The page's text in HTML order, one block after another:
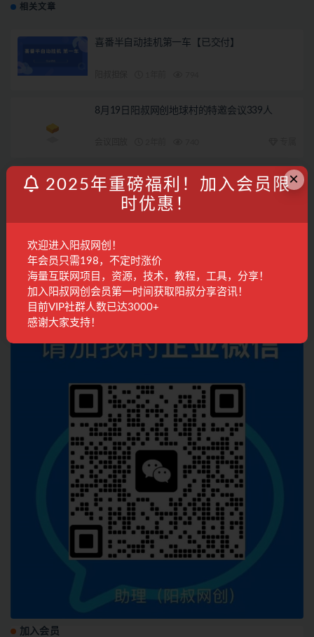
相关文章
喜番半自动挂机第一车【已交付】
8月19日阳叔网创地球村的特邀会议339人
手机广告半自动挂机第三车【已交付】
阳叔担保 2年前
2026年07月29日阳叔网创地球村的特邀会议
会议回放 1周前 381
联系客服
加入会员
×
2025年重磅福利！加入会员限
时优惠！
欢迎进入阳叔网创！
年会员只需198，不定时涨价
海量互联网项目，资源，技术，教程，工具，分享！
加入阳叔网创会员第一时间获取阳叔分享咨讯！
目前VIP社群人数已达3000+
感谢大家支持！